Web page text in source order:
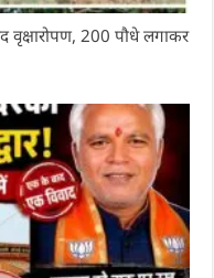
वृक्षारोपण, 200 पौधे लगाकर